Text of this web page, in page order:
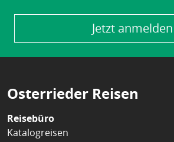
Jetzt anmelden
Osterrieder Reisen
Reisebüro
Katalogreisen